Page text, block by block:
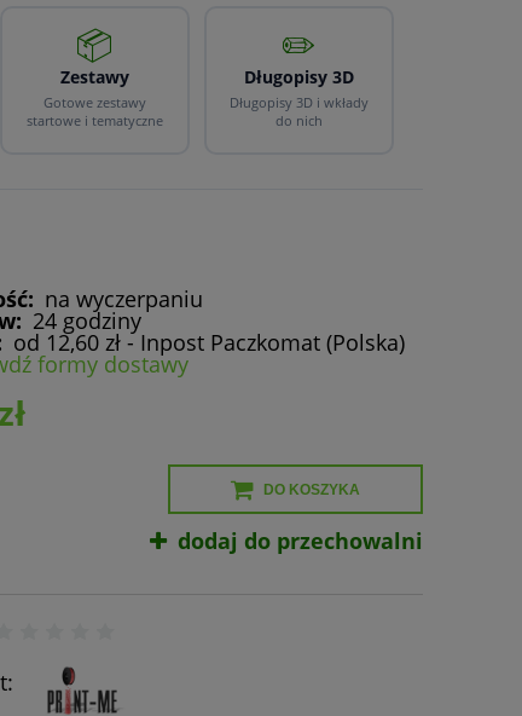
📦
Zestawy
Gotowe zestawy
startowe i tematyczne
✏️
Długopisy 3D
Długopisy 3D i wkłady
do nich
na wyczerpaniu
24 godziny
od 12,60 zł - Inpost Paczkomat (Polska)
formy dostawy
DO KOSZYKA
dodaj do przechowalni